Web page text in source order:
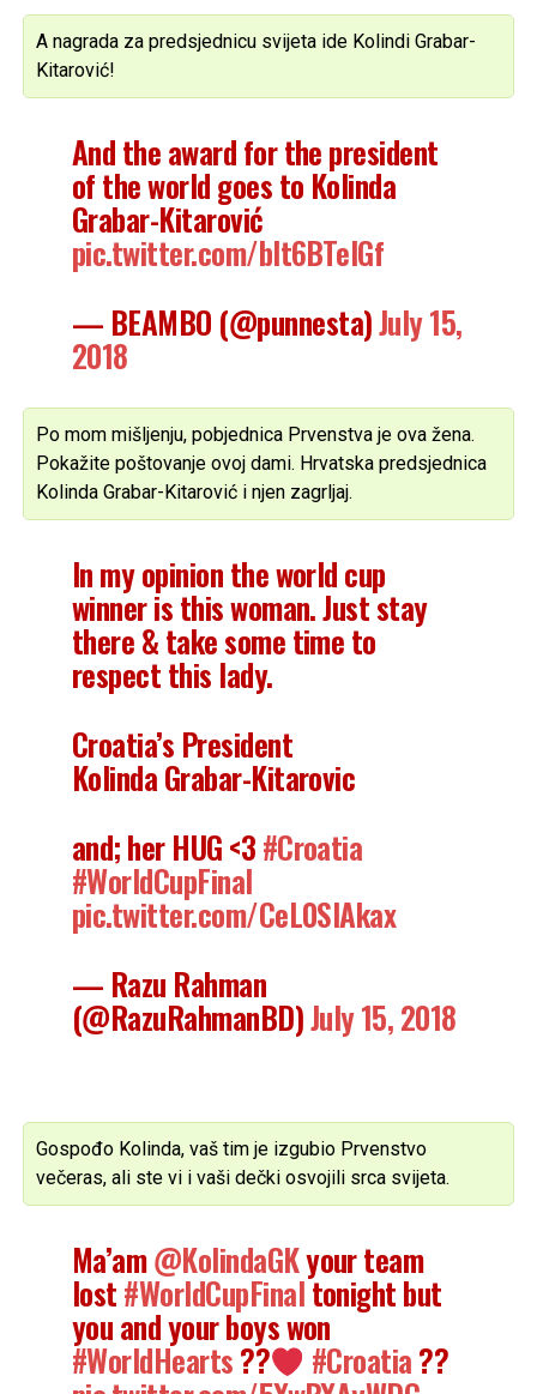
A nagrada za predsjednicu svijeta ide Kolindi Grabar-
Kitarović!
And the award for the president
of the world goes to Kolinda
Grabar-Kitarović
pic.twitter.com/bIt6BTeIGf
— BEAMBO (@punnesta)July 15,
2018
Po mom mišljenju, pobjednica Prvenstva je ova žena.
Pokažite poštovanje ovoj dami. Hrvatska predsjednica
Kolinda Grabar-Kitarović i njen zagrljaj.
In my opinion the world cup
winner is this woman. Just stay
there & take some time to
respect this lady.
Croatia’s President
Kolinda Grabar-Kitarovic
and; her HUG <3#Croatia
#WorldCupFinal
pic.twitter.com/CeL0SIAkax
— Razu Rahman
(@RazuRahmanBD)July 15, 2018
Gospođo Kolinda, vaš tim je izgubio Prvenstvo
večeras, ali ste vi i vaši dečki osvojili srca svijeta.
Ma’am@KolindaGKyour team
lost#WorldCupFinaltonight but
you and your boys won
#WorldHearts?? #Croatia??